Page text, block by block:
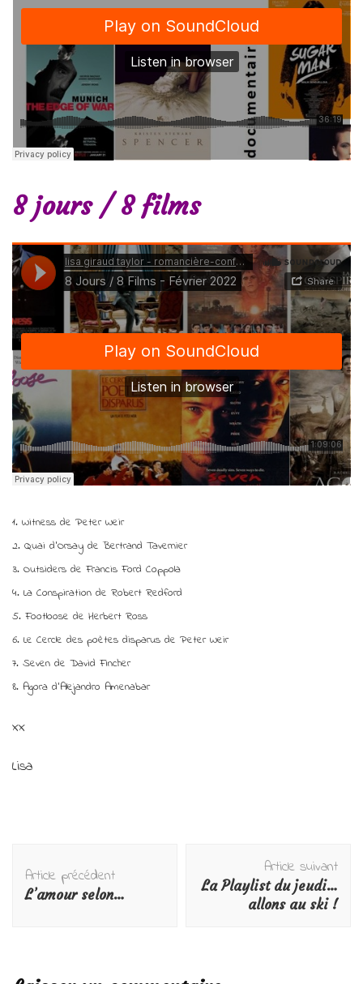
8 jours / 8 films
1. Witness de Peter Weir
2. Quai d’Orsay de Bertrand Tavernier
3. Outsiders de Francis Ford Coppola
4. La Conspiration de Robert Redford
5. Footloose de Herbert Ross
6. Le Cercle des poètes disparus de Peter Weir
7. Seven de David Fincher
8. Agora d’Alejandro Amenabar
xx
Lisa
d'article
Article précédent
L’amour selon…
Article suivant
La Playlist du jeudi…
allons au ski !